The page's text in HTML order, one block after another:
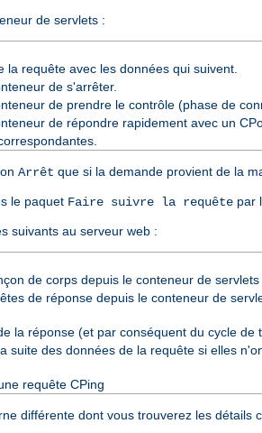
de servlets :
la requête avec les données qui suivent.
de s'arrêter.
de prendre le contrôle (phase de
de répondre rapidement avec un
Arrêt que si la demande provient de la
le paquet Faire suivre la requête par
suivants au serveur web :
de corps depuis le conteneur de
de réponse depuis le conteneur de
la réponse (et par conséquent du cycle de
suite des données de la requête si elles
requête CPing
différente dont vous trouverez les détails